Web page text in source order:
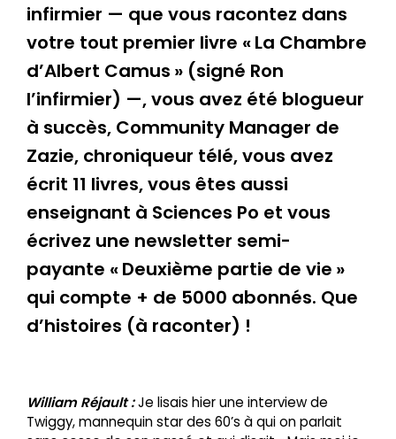
infirmier — que vous racontez dans
votre tout premier livre « La Chambre
d’Albert Camus » (signé Ron
l’infirmier) —, vous avez été blogueur
à succès, Community Manager de
Zazie, chroniqueur télé, vous avez
écrit 11 livres, vous êtes aussi
enseignant à Sciences Po et vous
écrivez une newsletter semi-
payante « Deuxième partie de vie »
qui compte + de 5000 abonnés. Que
d’histoires (à raconter) !
William Réjault :Je lisais hier une interview de
Twiggy, mannequin star des 60’s à qui on parlait